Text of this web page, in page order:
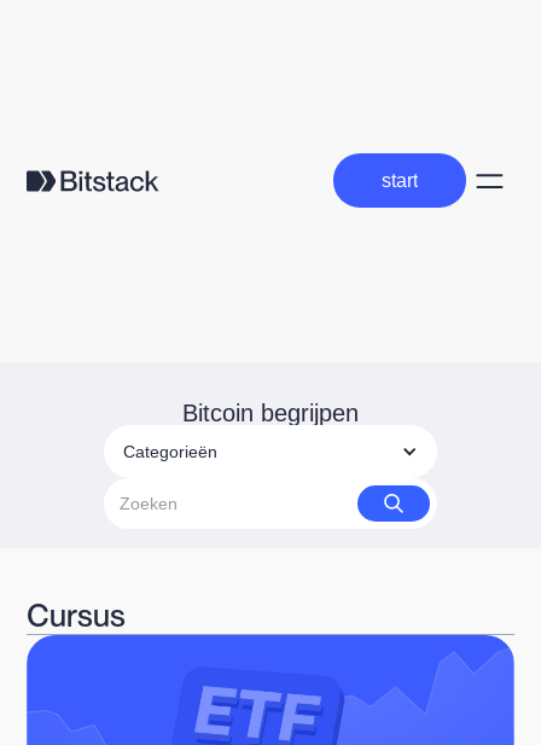
start
start
Bitcoin begrijpen
Categorieën
Cursus